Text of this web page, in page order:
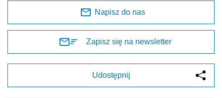
Napisz do nas
Zapisz się na newsletter
Udostępnij